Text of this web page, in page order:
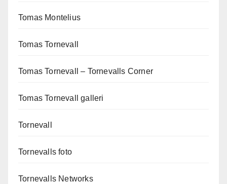
Tomas Montelius
Tomas Tornevall
Tomas Tornevall – Tornevalls Corner
Tomas Tornevall galleri
Tornevall
Tornevalls foto
Tornevalls Networks